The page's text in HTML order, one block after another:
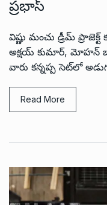
ప్రభాస్
విష్ణు మంచు డ్రీమ్
అక్షయ్ కుమార్, మోహన్
వారు కన్నప్ప సెట్‌లో
Read More